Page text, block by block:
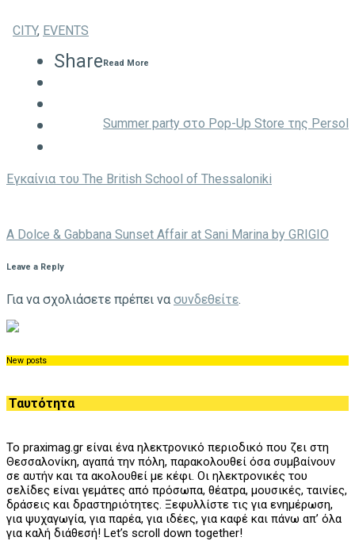
CITY, EVENTS
Share Read More
Summer party στο Pop-Up Store της Persol
Eγκαίνια του The British School of Thessaloniki
A Dolce & Gabbana Sunset Affair at Sani Marina by GRIGIO
Leave a Reply
Για να σχολιάσετε πρέπει να συνδεθείτε.
New posts
Ταυτότητα
Το praximag.gr είναι ένα ηλεκτρονικό περιοδικό που ζει στη
Θεσσαλονίκη, αγαπά την πόλη, παρακολουθεί όσα συμβαίνουν
σε αυτήν και τα ακολουθεί με κέφι. Οι ηλεκτρονικές του
σελίδες είναι γεμάτες από πρόσωπα, θέατρα, μουσικές, ταινίες,
δράσεις και δραστηριότητες. Ξεφυλλίστε τις για ενημέρωση,
για ψυχαγωγία, για παρέα, για ιδέες, για καφέ και πάνω απ’ όλα
για καλή διάθεσή! Let’s scroll down together!